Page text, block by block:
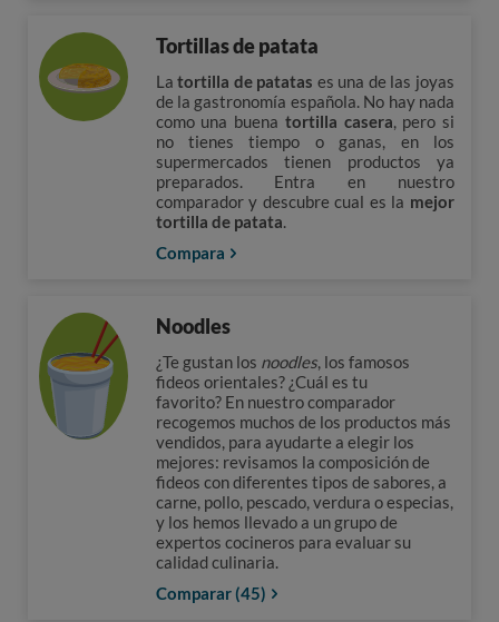
Tortillas de patata
Latortilla de patatas es una de las joyas
de la gastronomía española. No hay nada
como una buena tortilla casera, pero si
no tienes tiempo o ganas, en los
supermercados tienen productos ya
preparados. Entra en nuestro
comparador y descubre cual es la mejor
tortilla de patata.
Compara
Noodles
¿Te gustan los noodles, los famosos
fideos orientales? ¿Cuál es tu
favorito? En nuestro comparador
recogemos muchos de los productos más
vendidos, para ayudarte a elegir los
mejores: revisamos la composición de
fideos con diferentes tipos de sabores, a
carne, pollo, pescado, verdura o especias,
y los hemos llevado a un grupo de
expertos cocineros para evaluar su
calidad culinaria.
Comparar (45)